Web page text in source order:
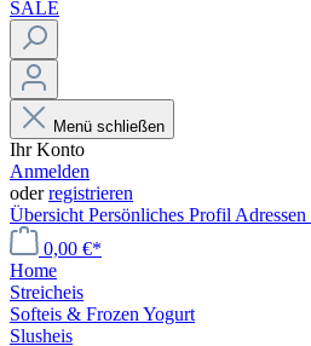
SALE
Menü schließen
Ihr Konto
Anmelden
oderregistrieren
Übersicht Persönliches Profil Adressen
0,00 €*
Home
Streicheis
Softeis & Frozen Yogurt
Slusheis